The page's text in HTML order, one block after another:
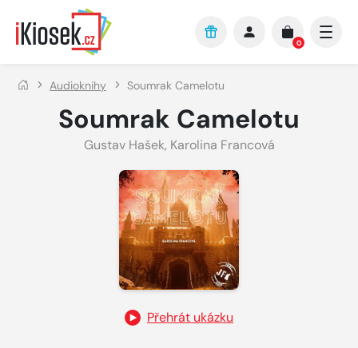
Přejít na hlavní obsah
0
Audioknihy Soumrak Camelotu
Soumrak Camelotu
Gustav Hašek, Karolina Francová
Přehrát ukázku